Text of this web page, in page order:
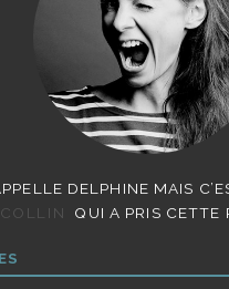
DELPHINE MAIS
COLLIN
QUI A PRIS CETTE